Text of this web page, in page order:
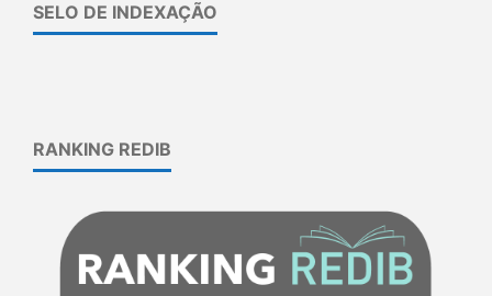
SELO DE INDEXAÇÃO
RANKING REDIB